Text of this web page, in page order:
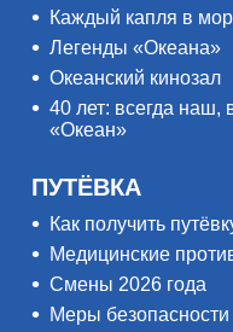
Каждый капля в
Легенды «Океана»
Океанский кинозал
40 лет: всегда наш,
«Океан»
ПУТЁВКА
Как получить
Медицинские
Смены 2026 года
Меры безопасности